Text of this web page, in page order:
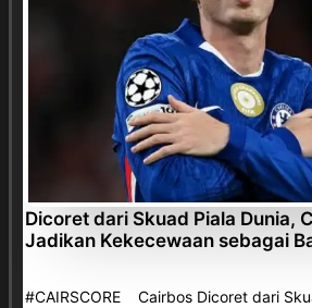
Dicoret dari Skuad Piala Dunia,
Jadikan Kekecewaan sebagai
#CAIRSCORE Cairbos Dicoret dari